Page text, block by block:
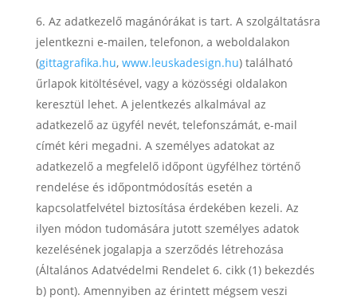
Az adatkezelő magánórákat is tart. A szolgáltatásra
jelentkezni e-mailen, telefonon, a weboldalakon
(gittagrafika.hu, www.leuskadesign.hu) található
űrlapok kitöltésével, vagy a közösségi oldalakon
keresztül lehet. A jelentkezés alkalmával az
adatkezelő az ügyfél nevét, telefonszámát, e-mail
címét kéri megadni. A személyes adatokat az
adatkezelő a megfelelő időpont ügyfélhez történő
rendelése és időpontmódosítás esetén a
kapcsolatfelvétel biztosítása érdekében kezeli. Az
ilyen módon tudomására jutott személyes adatok
kezelésének jogalapja a szerződés létrehozása
(Általános Adatvédelmi Rendelet 6. cikk (1) bekezdés
b) pont). Amennyiben az érintett mégsem veszi